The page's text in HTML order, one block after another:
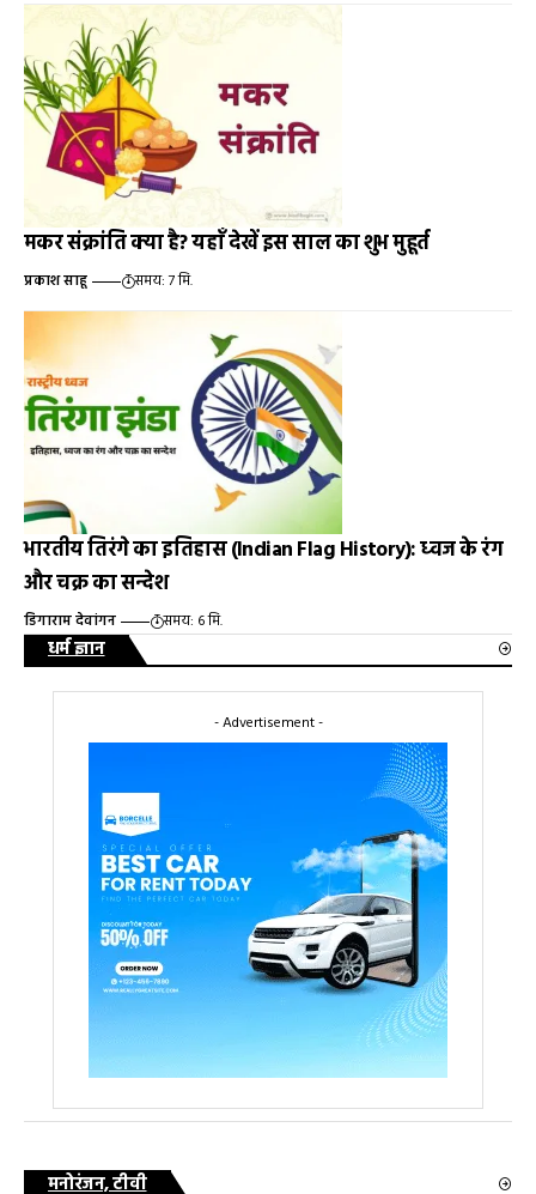
मकर संक्रांति क्या है? यहाँ देखें इस साल का शुभ मुहूर्त
प्रकाश साहू समय: 7 मि.
भारतीय तिरंगे का इतिहास (Indian Flag History): ध्‍वज के रंग
और चक्र का सन्देश
डिगाराम देवांगन समय: 6 मि.
धर्म ज्ञान
- Advertisement -
मनोरंजन, टीवी